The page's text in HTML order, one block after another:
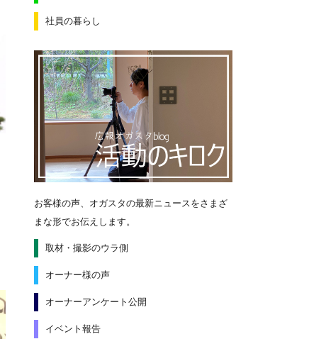
社員の暮らし
お客様の声、オガスタの最新ニュースをさまざ
まな形でお伝えします。
取材・撮影のウラ側
オーナー様の声
オーナーアンケート公開
イベント報告